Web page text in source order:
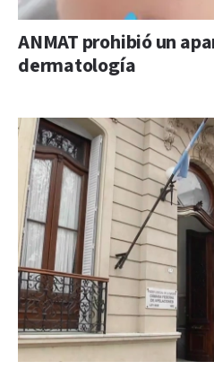
ANMAT prohibió un
dermatología